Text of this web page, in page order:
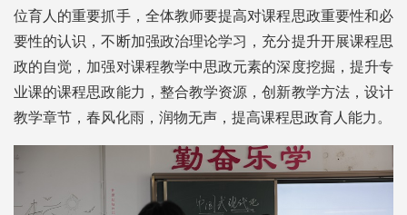
位育人的重要抓手，全体教师要提高对课程思政重要性和必
要性的认识，不断加强政治理论学习，充分提升开展课程思
政的自觉，加强对课程教学中思政元素的深度挖掘，提升专
业课的课程思政能力，整合教学资源，创新教学方法，设计
教学章节，春风化雨，润物无声，提高课程思政育人能力。